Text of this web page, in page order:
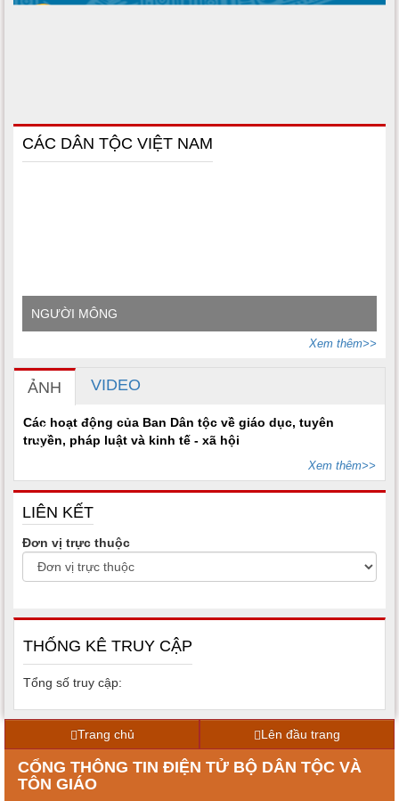
CÁC DÂN TỘC VIỆT NAM
NGƯỜI MÔNG
Xem thêm>>
ẢNH VIDEO
Các hoạt động của Ban Dân tộc về giáo dục, tuyên
truyền, pháp luật và kinh tế - xã hội
Xem thêm>>
LIÊN KẾT
Đơn vị trực thuộc
THỐNG KÊ TRUY CẬP
Tổng số truy cập:
Trang chủ Lên đầu trang
CỔNG THÔNG TIN ĐIỆN TỬ BỘ DÂN TỘC VÀ
TÔN GIÁO